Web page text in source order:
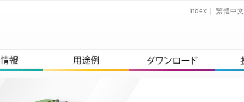
Index 繁體中文